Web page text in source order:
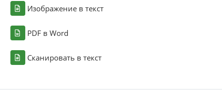
Изображение в текст
PDF в Word
Сканировать в текст